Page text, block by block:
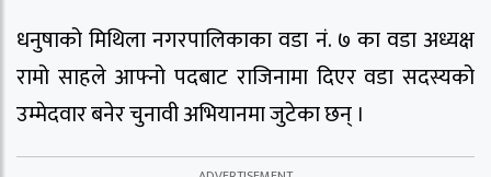
धनुषाको मिथिला नगरपालिकाका वडा नं. ७ का वडा अध्यक्ष
रामो साहले आफ्नो पदबाट राजिनामा दिएर वडा सदस्यको
उम्मेदवार बनेर चुनावी अभियानमा जुटेका छन् ।